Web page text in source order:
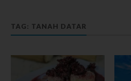
TAG: TANAH DATAR